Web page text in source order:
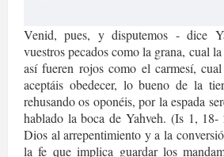
Venid, pues, y disputemos - dice
vuestros pecados como la grana, cual
así fueren rojos como el carmesí,
aceptáis obedecer, lo bueno de la
rehusando os oponéis, por la espada
hablado la boca de Yahveh. (Is 1,
Dios al arrepentimiento y a la
la fe que implica guardar los